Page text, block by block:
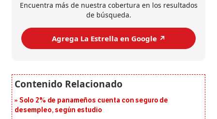
Encuentra más de nuestra cobertura en los resultados
de búsqueda.
Agrega La Estrella en Google ↗️
Solo 2% de panameños cuenta con seguro de
desempleo, según estudio